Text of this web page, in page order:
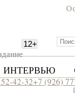
12+
ИНТЕРВЬЮ
42-32+7 (926)